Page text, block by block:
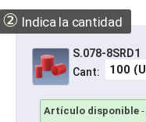
② Indica la cantidad
S.078-8SRD1
Cant:
Artículo disponible -